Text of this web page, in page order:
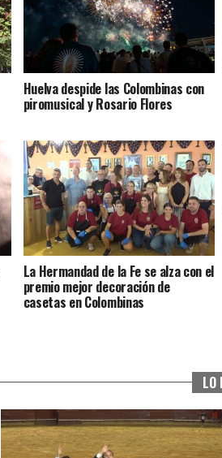
Huelva despide las Colombinas con
piromusical y Rosario Flores
La Hermandad de la Fe se alza con el
premio mejor decoración de
casetas en Colombinas
LO